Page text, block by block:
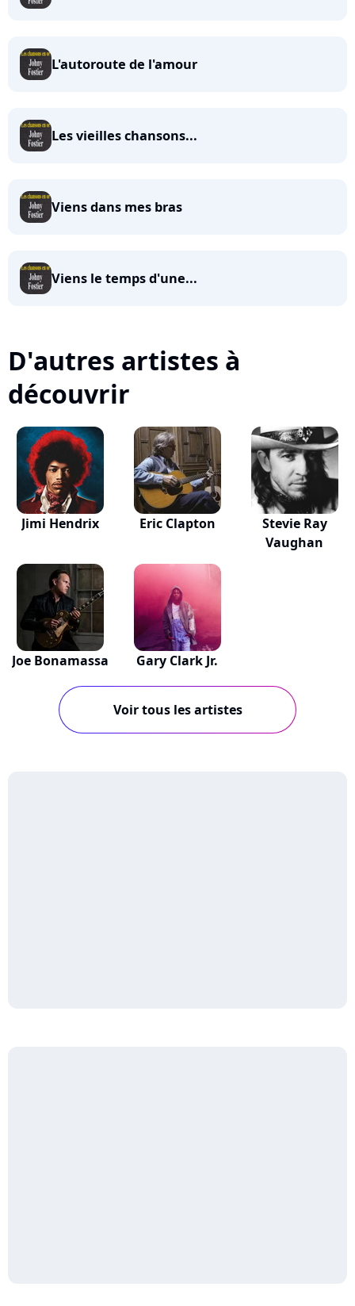
L'autoroute de l'amour
Les vieilles chansons...
Viens dans mes bras
Viens le temps d'une...
D'autres artistes à
découvrir
Jimi Hendrix Eric Clapton
Stevie Ray
Vaughan
Joe Bonamassa Gary Clark Jr.
Voir tous les artistes